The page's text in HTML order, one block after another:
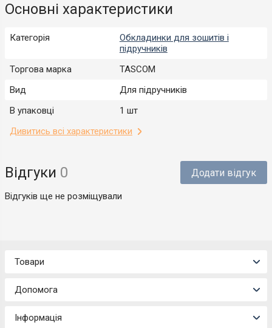
Основні характеристики
Категорія
Обкладинки для зошитів і
підручників
Торгова марка
TASCOM
Вид
Для підручників
В упаковці
1 шт
Дивитись всі характеристики
Відгуки 0 Додати відгук
Відгуків ще не розміщували
Товари
Допомога
Інформація